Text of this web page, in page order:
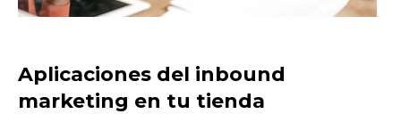
Aplicaciones del inbound
marketing en tu tienda